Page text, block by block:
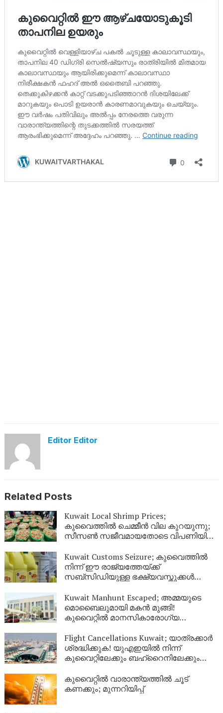
Editor Editor
Related Posts
Kuwait Local Shrimp Prices;
കുവൈത്തിൽ ചെമ്മീൻ വില കുറയുന്നു;
സീസൺ സജീവമായതോടെ വിപണിയിൽ
Kuwait Customs Seizure; കുവൈത്തിൽ
നിന്ന് ഈ രാജ്യത്തേയ്ക്ക്
സബ്സിഡിയുള്ള ഭക്ഷ്യവസ്തുക്കൾ
Kuwait Manhunt Escaped; അമ്മയുടെ
മൊബൈലുമായി മകൻ മുങ്ങി!
കുവൈറ്റിൽ മാനസികാരോഗ്യ
യുവാവിനായി പോലീസ് തിരച്ചിൽ
Flight Cancellations Kuwait; യാത്രക്കാർ
ശ്രദ്ധിക്കുക! യുഎഇയിൽ നിന്ന്
കുവൈറ്റിലേക്കും ബഹ്‌റൈനിലേക്കും
ഇങ്ങനെ
കുവൈറ്റിൽ വാരാന്ത്യത്തിൽ ചൂട്
കണക്കും; മുന്നറിയിപ്പ്